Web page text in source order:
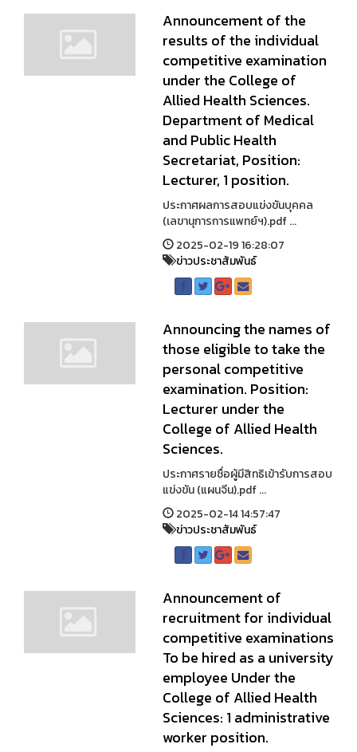
Announcement of the
results of the individual
competitive examination
under the College of
Allied Health Sciences.
Department of Medical
and Public Health
Secretariat, Position:
Lecturer, 1 position.
ประกาศผลการสอบแข่งขันบุคคล
(เลขานุการการแพทย์ฯ).pdf ...
2025-02-19 16:28:07
ข่าวประชาสัมพันธ์
Announcing the names of
those eligible to take the
personal competitive
examination. Position:
Lecturer under the
College of Allied Health
Sciences.
ประกาศรายชื่อผู้มีสิทธิเข้ารับการสอบ
แข่งขัน (แผนจีน).pdf ...
2025-02-14 14:57:47
ข่าวประชาสัมพันธ์
Announcement of
recruitment for individual
competitive examinations
To be hired as a university
employee Under the
College of Allied Health
Sciences: 1 administrative
worker position.